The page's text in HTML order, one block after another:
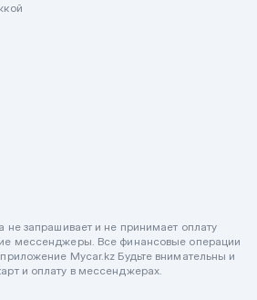
не запрашивает и не принимает оплату
мессенджеры. Все финансовые операции
Mycar.kz Будьте внимательны и
и оплату в мессенджерах.